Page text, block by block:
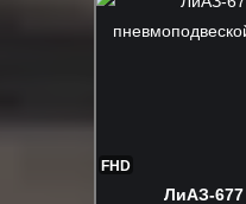
FHD
ЛиАЗ-677